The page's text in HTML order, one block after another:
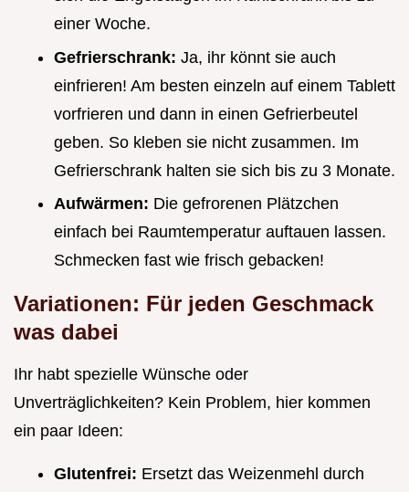
einer Woche.
Gefrierschrank: Ja, ihr könnt sie auch
einfrieren! Am besten einzeln auf einem Tablett
vorfrieren und dann in einen Gefrierbeutel
geben. So kleben sie nicht zusammen. Im
Gefrierschrank halten sie sich bis zu 3 Monate.
Aufwärmen: Die gefrorenen Plätzchen
einfach bei Raumtemperatur auftauen lassen.
Schmecken fast wie frisch gebacken!
Variationen: Für jeden Geschmack
was dabei
Ihr habt spezielle Wünsche oder
Unverträglichkeiten? Kein Problem, hier kommen
ein paar Ideen:
Glutenfrei: Ersetzt das Weizenmehl durch